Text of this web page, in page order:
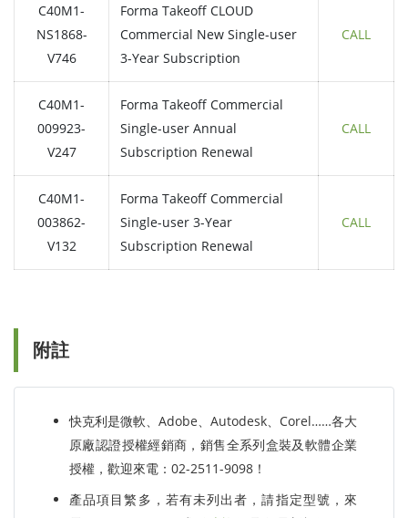
C40M1-
NS1868-
V746
Forma Takeoff CLOUD
Commercial New Single-user
3-Year Subscription
CALL
C40M1-
009923-
V247
Forma Takeoff Commercial
Single-user Annual
Subscription Renewal
CALL
C40M1-
003862-
V132
Forma Takeoff Commercial
Single-user 3-Year
Subscription Renewal
CALL
附註
快克利是微軟、Adobe、Autodesk、Corel……各大
原廠認證授權經銷商，銷售全系列盒裝及軟體企業
授權，歡迎來電：02-2511-9098！
產品項目繁多，若有未列出者，請指定型號，來